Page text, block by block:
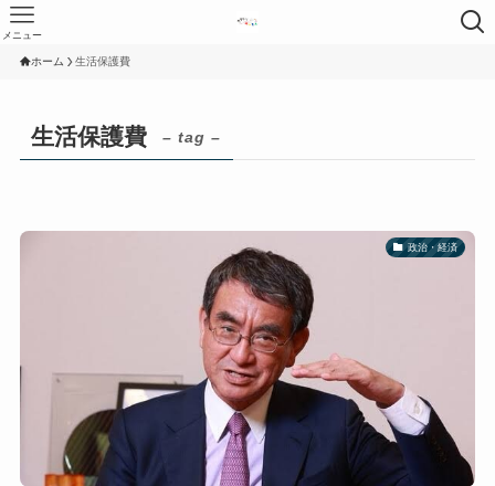
メニュー
ホーム 生活保護費
生活保護費 – tag –
政治・経済